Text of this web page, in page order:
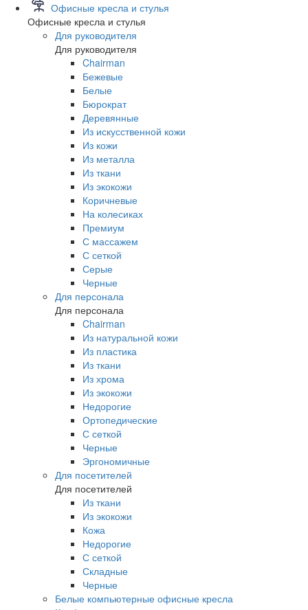
Офисные кресла и стулья
Офисные кресла и стулья
Для руководителя
Для руководителя
Chairman
Бежевые
Белые
Бюрократ
Деревянные
Из искусственной кожи
Из кожи
Из металла
Из ткани
Из экокожи
Коричневые
На колесиках
Премиум
С массажем
С сеткой
Серые
Черные
Для персонала
Для персонала
Chairman
Из натуральной кожи
Из пластика
Из ткани
Из хрома
Из экокожи
Недорогие
Ортопедические
С сеткой
Черные
Эргономичные
Для посетителей
Для посетителей
Из ткани
Из экокожи
Кожа
Недорогие
С сеткой
Складные
Черные
Белые компьютерные офисные кресла